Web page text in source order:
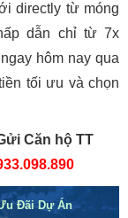
directly từ móng
dẫn chỉ từ 7x
hôm nay qua
tối ưu và chọn
Căn hộ TT
Đãi Dự Án